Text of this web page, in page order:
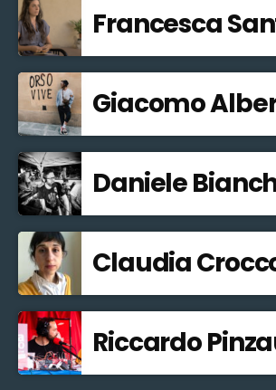
Francesca
Giacomo
Daniele
Claudia
Riccardo